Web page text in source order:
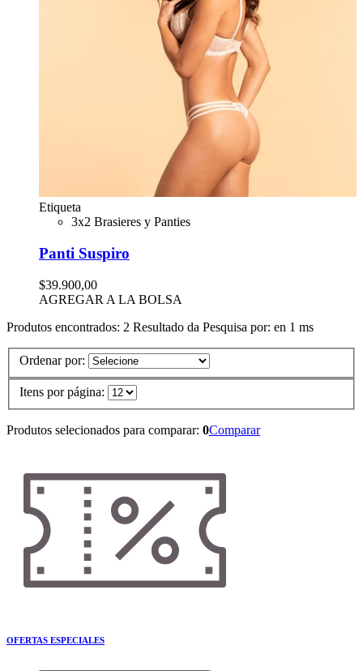
Etiqueta
3x2 Brasieres y Panties
Panti Suspiro
$39.900,00
AGREGAR A LA BOLSA
Produtos encontrados: 2 Resultado da Pesquisa por: en 1 ms
Ordenar por:
Itens por página:
Produtos selecionados para comparar: 0Comparar
OFERTAS ESPECIALES